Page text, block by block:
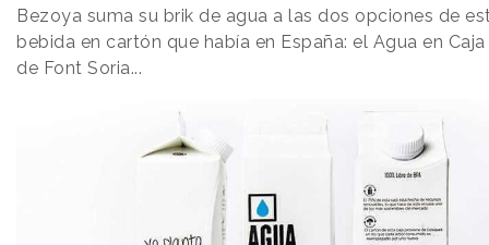
Bezoya suma su brik de agua a las dos opciones de
bebida en cartón que había en España: el Agua en
de Font Soria...